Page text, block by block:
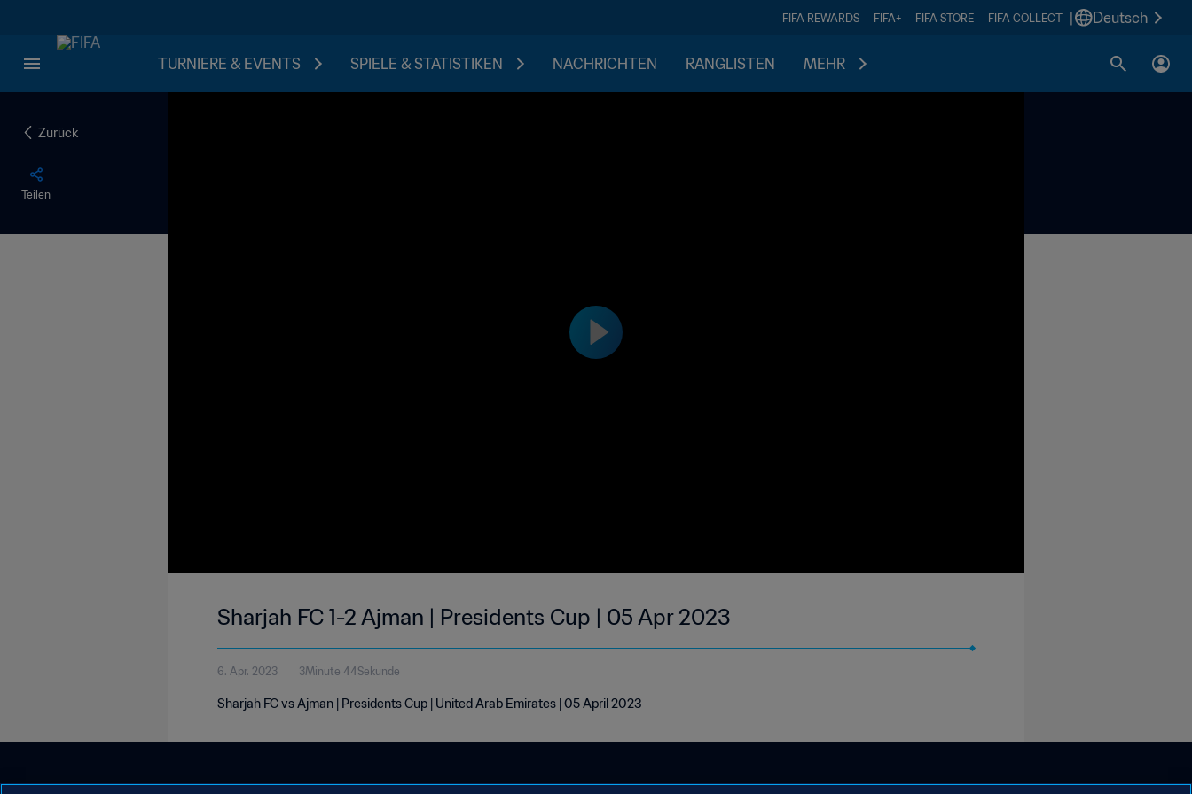
FIFA REWARDS FIFA+ FIFA STORE FIFA COLLECT Deutsch
TURNIERE & EVENTS SPIELE & STATISTIKEN NACHRICHTEN RANGLISTEN MEHR
Zurück
Teilen
Sharjah FC 1-2 Ajman | Presidents Cup | 05 Apr 2023
6. Apr. 2023 3Minute 44Sekunde
Sharjah FC vs Ajman | Presidents Cup | United Arab Emirates | 05 April 2023